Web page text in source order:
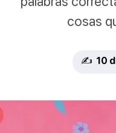
cosas
✍️ 10